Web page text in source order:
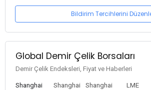
Bildirim Tercihlerini
Global Demir Çelik Borsaları
Demir Çelik Endeksleri, Fiyat ve Haberleri
Shanghai
Shanghai
Shanghai
LME